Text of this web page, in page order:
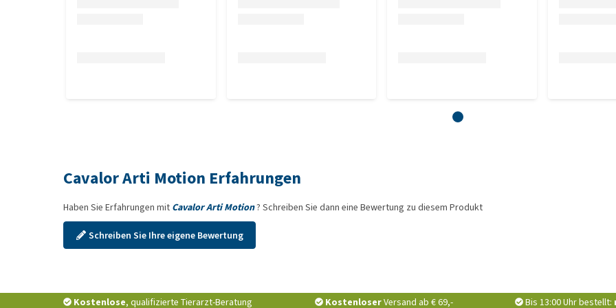
Cavalor Arti Motion Erfahrungen
Haben Sie Erfahrungen mit Cavalor Arti Motion? Schreiben Sie dann eine Bewertung zu diesem Produkt
Schreiben Sie Ihre eigene Bewertung
Kostenlose, qualifizierte Tierarzt-Beratung KostenloserVersand ab € 69,- Bis 13:00 Uhr bestellt: